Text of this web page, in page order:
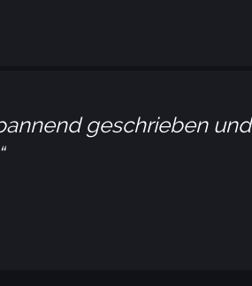
geschrieben und